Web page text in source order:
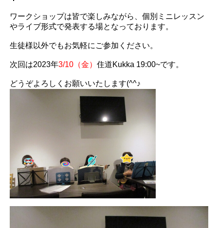
ワークショップは皆で楽しみながら、個別ミニレッスン
やライブ形式で発表する場となっております。
生徒様以外でもお気軽にご参加ください。
次回は2023年3/10（金） 住道Kukka 19:00~です。
どうぞよろしくお願いいたします(^^♪